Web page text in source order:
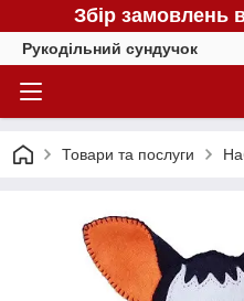
Збір замовлень
Рукодільний сундучок
Товари та послуги